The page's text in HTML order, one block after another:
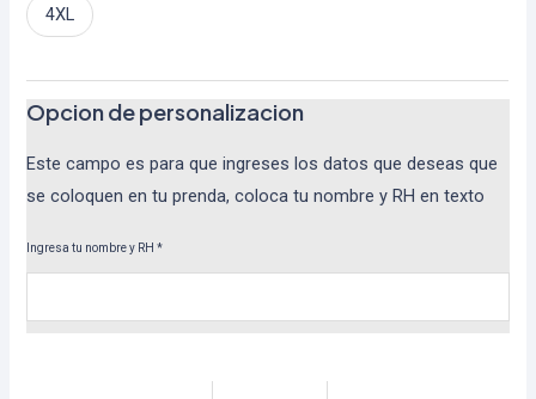
4XL
Opcion de personalizacion
Este campo es para que ingreses los datos que deseas que
se coloquen en tu prenda, coloca tu nombre y RH en texto
Ingresa tu nombre y RH*